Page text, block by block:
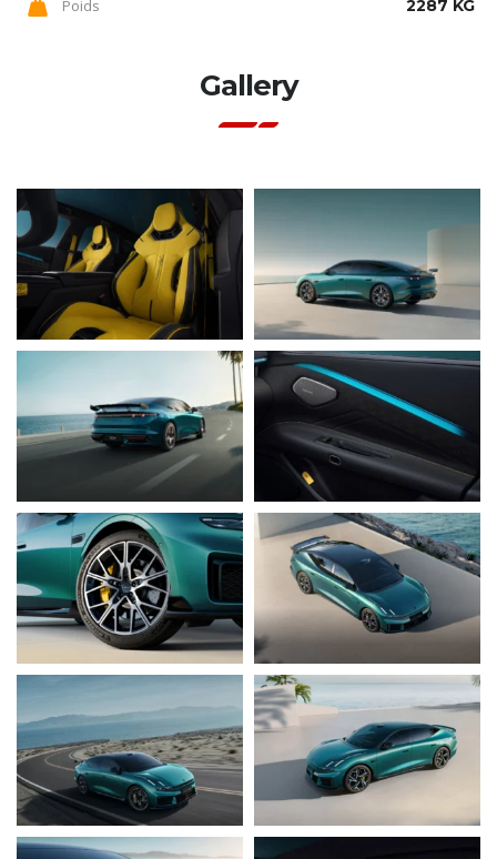
Poids 2287 KG
Gallery